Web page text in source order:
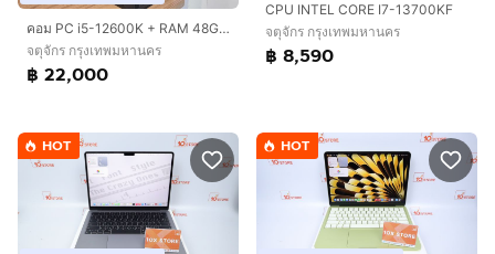
คอม PC i5-12600K + RAM 48GB + Arc A770 16GB + SSD 1.75TB
จตุจักร กรุงเทพมหานคร
฿ 22,000
CPU INTEL CORE I7-13700KF
จตุจักร กรุงเทพมหานคร
฿ 8,590
HOT HOT